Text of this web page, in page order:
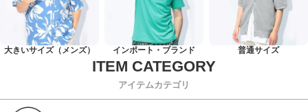
大きいサイズ（メンズ） インポート・ブランド 普通サイズ
アイテムカテゴリ